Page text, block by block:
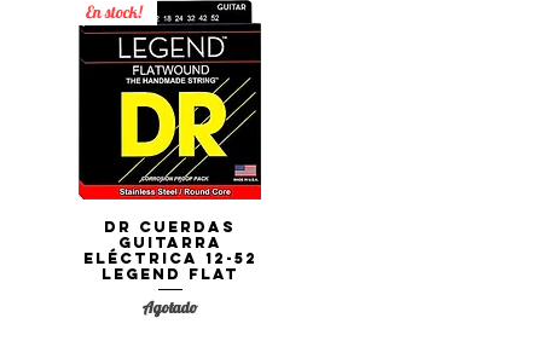
Vista rápida
En stock!
DR Cuerdas
Guitarra
Eléctrica 12-52
LEGEND Flat
Agotado